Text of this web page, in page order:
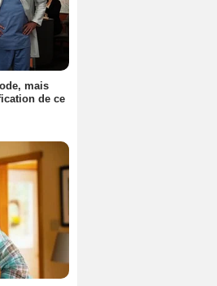
mais
de ce